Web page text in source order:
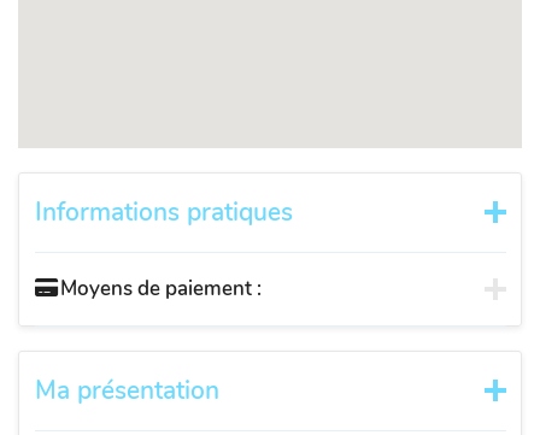
Informations pratiques
Moyens de paiement :
Ma présentation